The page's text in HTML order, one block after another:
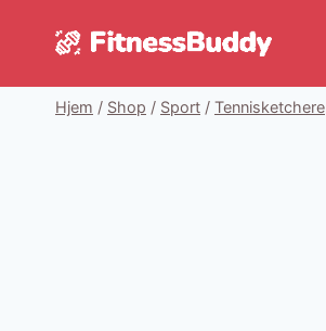
Hjem / Shop / Sport / Tennisketchere